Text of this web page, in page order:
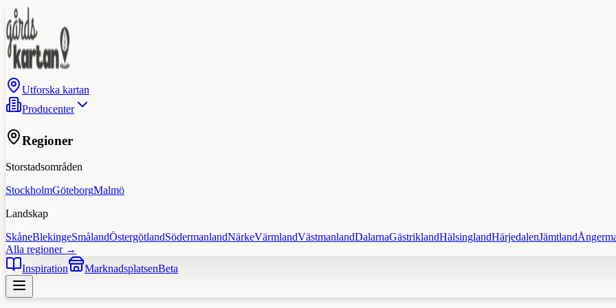
Utforska kartan
Producenter
Regioner
Storstadsområden
StockholmGöteborgMalmö
Landskap
SkåneBlekingeSmålandÖstergötlandSödermanlandNärkeVärmlandVästmanlandDalarnaGästriklandHälsinglandHärjedalenJämtland
Alla regioner →
Inspiration
MarknadsplatsenBeta